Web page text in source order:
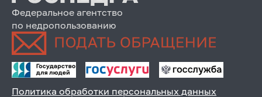
Федеральное агентство
по недропользованию
Политика обработки персональных данных